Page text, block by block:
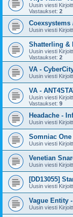
Uusin viesti
Vastaukset: 2
Coexsystems
Uusin viesti
Shatterling &
Uusin viesti
Vastaukset: 2
VA -
Uusin viesti
VA -
Uusin viesti
Vastaukset: 9
Headache -
Uusin viesti
Somniac
Uusin viesti
Venetian
Uusin viesti
[DD13055]
Uusin viesti
Vague Entity
Uusin viesti